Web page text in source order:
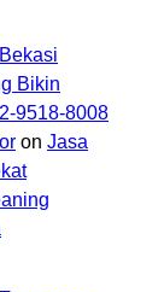
Bikin
9518-8008
on Jasa